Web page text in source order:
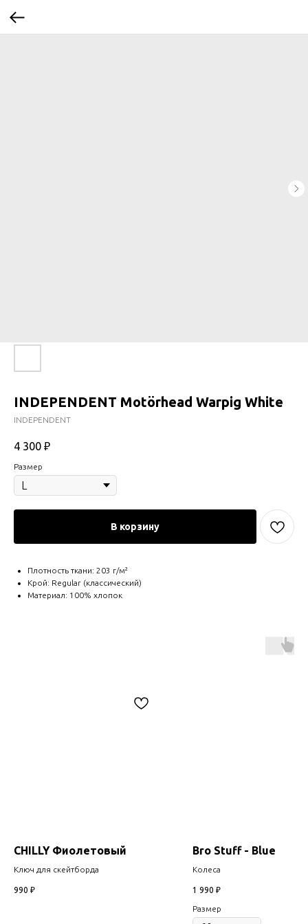
INDEPENDENT Motörhead Warpig White
INDEPENDENT
4 300 ₽
Размер
В корзину
Плотность ткани: 203 г/м²
Крой: Regular (классический)
Материал: 100% хлопок
CHILLY Фиолетовый
Ключ для скейтборда
990 ₽
Bro Stuff - Blue
Колеса
1 990 ₽
Размер